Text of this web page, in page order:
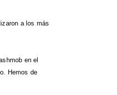
a los más
en el
Hemos de